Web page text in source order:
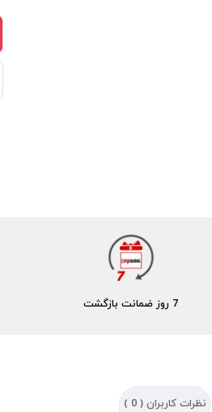
7 روز ضمانت بازگشت
نظرات کاربران ( 0
)